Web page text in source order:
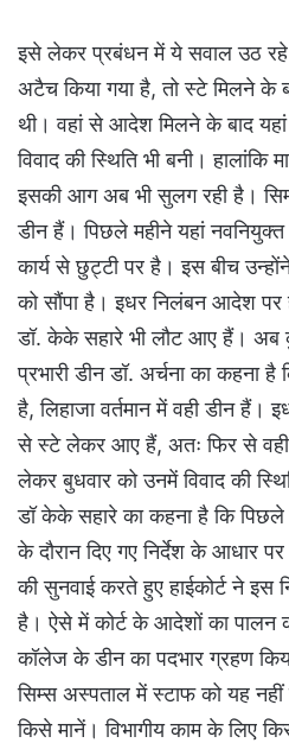
इसे लेकर प्रबंधन में ये सवाल उठ
अटैच किया गया है, तो स्टे मिलने के
थी। वहां से आदेश मिलने के बाद
विवाद की स्थिति भी बनी। हालांकि
इसकी आग अब भी सुलग रही है।
डीन हैं। पिछले महीने यहां नवनियुक्त
कार्य से छुट्टी पर है। इस बीच
को सौंपा है। इधर निलंबन आदेश पर
डॉ. केके सहारे भी लौट आए हैं। अब
प्रभारी डीन डॉ. अर्चना का कहना है
है, लिहाजा वर्तमान में वही डीन हैं।
से स्टे लेकर आए हैं, अतः फिर से वही
लेकर बुधवार को उनमें विवाद की
डॉ केके सहारे का कहना है कि पिछले
के दौरान दिए गए निर्देश के आधार
की सुनवाई करते हुए हाईकोर्ट ने
है। ऐसे में कोर्ट के आदेशों का पालन
कॉलेज के डीन का पदभार ग्रहण
सिम्स अस्पताल में स्टाफ को यह
किसे मानें। विभागीय काम के लिए